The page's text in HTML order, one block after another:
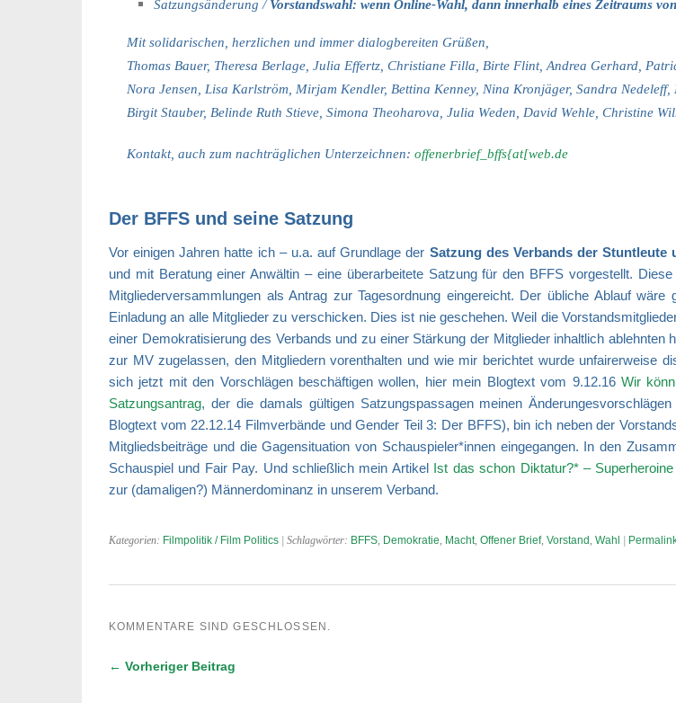
Satzungsänderung / Vorstandswahl: wenn Online-Wahl, dann innerhalb eines Zeitraums
Mit solidarischen, herzlichen und immer dialogbereiten Grüßen,
Thomas Bauer, Theresa Berlage, Julia Effertz, Christiane Filla, Birte Flint, Andrea Gerhard,
Nora Jensen, Lisa Karlström, Mirjam Kendler, Bettina Kenney, Nina Kronjäger, Sandra Nedeleff,
Birgit Stauber, Belinde Ruth Stieve, Simona Theoharova, Julia Weden, David Wehle, Christine
Kontakt, auch zum nachträglichen Unterzeichnen: offenerbrief_bffs{at[web.de
Der BFFS und seine Satzung
Vor einigen Jahren hatte ich – u.a. auf Grundlage der Satzung des Verbands der Stuntleute
und mit Beratung einer Anwältin – eine überarbeitete Satzung für den BFFS vorgestellt.
Mitgliederversammlungen als Antrag zur Tagesordnung eingereicht. Der übliche Ablauf wäre
Einladung an alle Mitglieder zu verschicken. Dies ist nie geschehen. Weil die
einer Demokratisierung des Verbands und zu einer Stärkung der Mitglieder inhaltlich ablehnten
zur MV zugelassen, den Mitgliedern vorenthalten und wie mir berichtet wurde unfairerweise
sich jetzt mit den Vorschlägen beschäftigen wollen, hier mein Blogtext vom 9.12.16 Wir
Satzungsantrag, der die damals gültigen Satzungspassagen meinen
Blogtext vom 22.12.14 Filmverbände und Gender Teil 3: Der BFFS), bin ich neben der
Mitgliedsbeiträge und die Gagensituation von Schauspieler*innen eingegangen. In den
Schauspiel und Fair Pay. Und schließlich mein Artikel Ist das schon Diktatur?* –
zur (damaligen?) Männerdominanz in unserem Verband.
Kategorien: Filmpolitik / Film Politics | Schlagwörter: BFFS, Demokratie, Macht, Offener Brief, Vorstand , Wahl
KOMMENTARE SIND GESCHLOSSEN.
← Vorheriger Beitrag